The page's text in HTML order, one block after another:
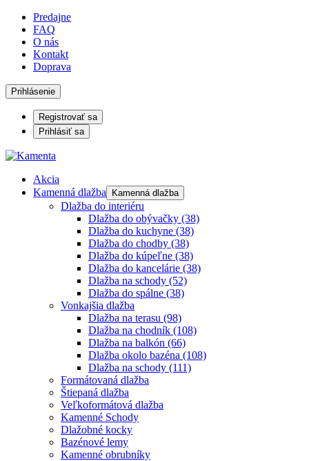
Predajne
FAQ
O nás
Kontakt
Doprava
Prihlásenie
Registrovať sa
Prihlásiť sa
Akcia
Kamenná dlažba
Kamenná dlažba
Dlažba do interiéru
Dlažba do obývačky (38)
Dlažba do kuchyne (38)
Dlažba do chodby (38)
Dlažba do kúpeľne (38)
Dlažba do kancelárie (38)
Dlažba na schody (52)
Dlažba do spálne (38)
Vonkajšia dlažba
Dlažba na terasu (98)
Dlažba na chodník (108)
Dlažba na balkón (66)
Dlažba okolo bazéna (108)
Dlažba na schody (111)
Formátovaná dlažba
Štiepaná dlažba
Veľkoformátová dlažba
Kamenné Schody
Dlažobné kocky
Bazénové lemy
Kamenné obrubníky